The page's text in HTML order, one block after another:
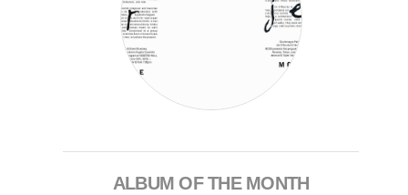
ALBUM OF THE MONTH